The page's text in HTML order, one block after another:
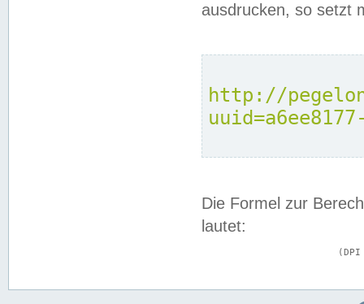
ausdrucken, so setzt
http://
Die Formel zur
lautet: